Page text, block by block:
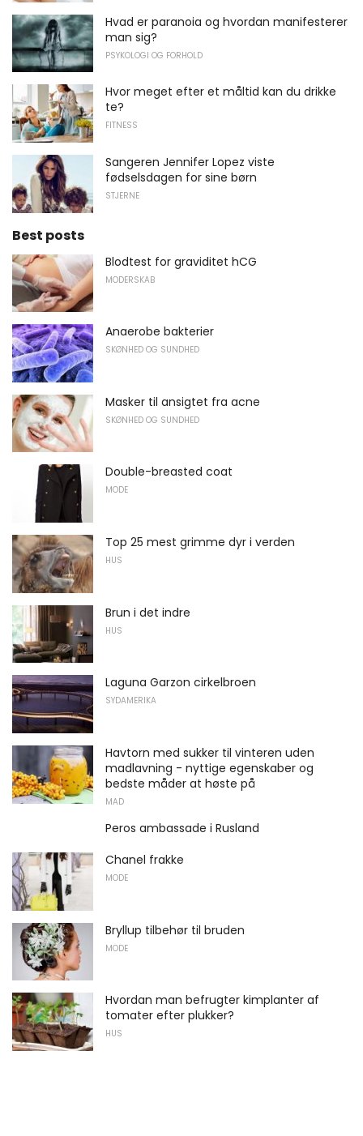
Hvad er paranoia og hvordan manifesterer
man sig?
PSYKOLOGI OG FORHOLD
Hvor meget efter et måltid kan du drikke
te?
FITNESS
Sangeren Jennifer Lopez viste
fødselsdagen for sine børn
STJERNE
Best posts
Blodtest for graviditet hCG
MODERSKAB
Anaerobe bakterier
SKØNHED OG SUNDHED
Masker til ansigtet fra acne
SKØNHED OG SUNDHED
Double-breasted coat
MODE
Top 25 mest grimme dyr i verden
HUS
Brun i det indre
HUS
Laguna Garzon cirkelbroen
SYDAMERIKA
Havtorn med sukker til vinteren uden
madlavning - nyttige egenskaber og
bedste måder at høste på
MAD
Peros ambassade i Rusland
Chanel frakke
MODE
Bryllup tilbehør til bruden
MODE
Hvordan man befrugter kimplanter af
tomater efter plukker?
HUS